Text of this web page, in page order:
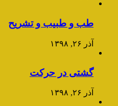
طب و طبیب و تشریح
آذر ۲۶, ۱۳۹۸
گشتی در حرکت
آذر ۲۶, ۱۳۹۸